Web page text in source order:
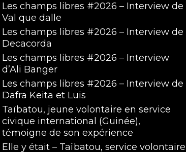
Les champs libres #2026 – Interview de
Val que dalle
Les champs libres #2026 – Interview de
Decacorda
Les champs libres #2026 – Interview
d’Ali Banger
Les champs libres #2026 – Interview de
Dafra Keita et Luis
Taïbatou, jeune volontaire en service
civique international (Guinée),
témoigne de son expérience
Elle y était – Taïbatou, service volontaire